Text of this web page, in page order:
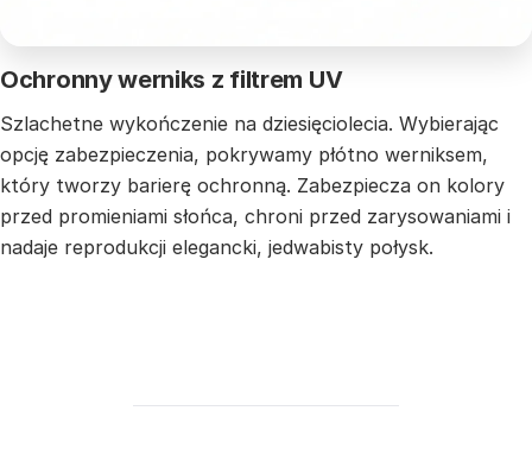
Ochronny werniks z filtrem UV
Szlachetne wykończenie na dziesięciolecia. Wybierając
opcję zabezpieczenia, pokrywamy płótno werniksem,
który tworzy barierę ochronną. Zabezpiecza on kolory
przed promieniami słońca, chroni przed zarysowaniami i
nadaje reprodukcji elegancki, jedwabisty połysk.